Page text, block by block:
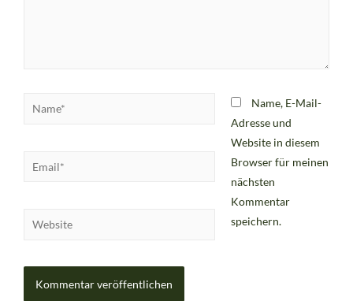
Name, E-Mail-
Adresse und
Website in diesem
Browser für meinen
nächsten
Kommentar
speichern.